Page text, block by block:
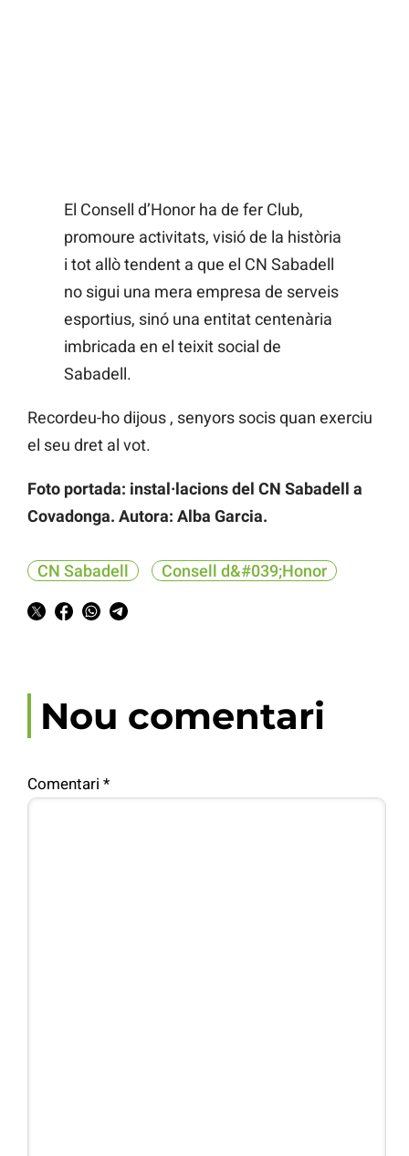
El Consell d’Honor ha de fer Club,
promoure activitats, visió de la història
i tot allò tendent a que el CN Sabadell
no sigui una mera empresa de serveis
esportius, sinó una entitat centenària
imbricada en el teixit social de
Sabadell.
Recordeu-ho dijous , senyors socis quan exerciu
el seu dret al vot.
Foto portada: instal·lacions del CN Sabadell a
Covadonga. Autora: Alba Garcia.
CN Sabadell Consell d&#039;Honor
Nou comentari
Comentari *